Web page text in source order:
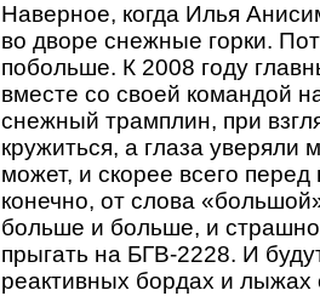
Наверное, когда Илья
во дворе снежные горки.
побольше. К 2008 году
вместе со своей командой
снежный трамплин, при
кружиться, а глаза уверяли
может, и скорее всего
конечно, от слова
больше и больше, и
прыгать на БГВ-2228. И
реактивных бордах и лыжах